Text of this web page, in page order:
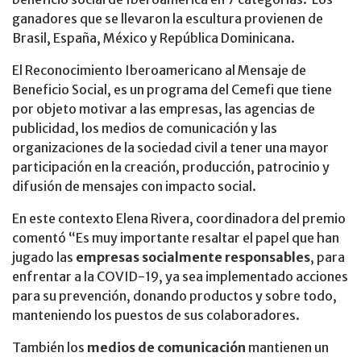
ganadores que se llevaron la escultura provienen de
Brasil, España, México y República Dominicana.
El Reconocimiento Iberoamericano al Mensaje de
Beneficio Social, es un programa del Cemefi que tiene
por objeto motivar a las empresas, las agencias de
publicidad, los medios de comunicación y las
organizaciones de la sociedad civil a tener una mayor
participación en la creación, producción, patrocinio y
difusión de mensajes con impacto social.
En este contexto Elena Rivera, coordinadora del premio
comentó “Es muy importante resaltar el papel que han
jugado las empresas socialmente responsables, para
enfrentar a la COVID-19, ya sea implementado acciones
para su prevención, donando productos y sobre todo,
manteniendo los puestos de sus colaboradores.
También los medios de comunicación mantienen un